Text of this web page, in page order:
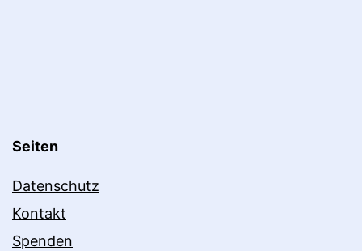
Seiten
Datenschutz
Kontakt
Spenden